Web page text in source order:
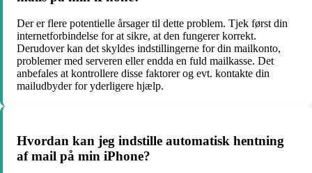
Der er flere potentielle årsager til dette problem. Tjek først din
internetforbindelse for at sikre, at den fungerer korrekt.
Derudover kan det skyldes indstillingerne for din mailkonto,
problemer med serveren eller endda en fuld mailkasse. Det
anbefales at kontrollere disse faktorer og evt. kontakte din
mailudbyder for yderligere hjælp.
Hvordan kan jeg indstille automatisk hentning
af mail på min iPhone?